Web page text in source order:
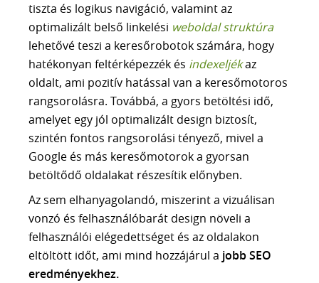
tiszta és logikus navigáció, valamint az
optimalizált belső linkelési weboldal struktúra
lehetővé teszi a keresőrobotok számára, hogy
hatékonyan feltérképezzék és indexeljékaz
oldalt, ami pozitív hatással van a keresőmotoros
rangsorolásra. Továbbá, a gyors betöltési idő,
amelyet egy jól optimalizált design biztosít,
szintén fontos rangsorolási tényező, mivel a
Google és más keresőmotorok a gyorsan
betöltődő oldalakat részesítik előnyben.
Az sem elhanyagolandó, miszerint a vizuálisan
vonzó és felhasználóbarát design növeli a
felhasználói elégedettséget és az oldalakon
eltöltött időt, ami mind hozzájárul a jobb SEO
eredményekhez.